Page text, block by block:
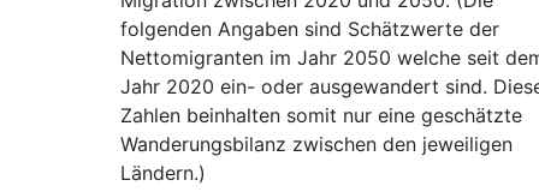
Millionen Menschen im langen Zeitraum von
2020 bis 2050 ergibt sich eine finale
Einwohnerzahl von 77,6 Millionen Menschen
für das Jahr 2050. Vor allem die Metropolen
nehmen den größten Anteil des Wachstums
auf welches für diesen Zeitraum 17,5
Millionen Menschen betragen würde.
folgenden Angaben sind Schätzwerte der
Nettomigranten im Jahr 2050 welche seit
Jahr 2020 ein- oder ausgewandert sind.
Zahlen beinhalten somit nur eine geschätzte
Wanderungsbilanz zwischen den jeweiligen
Ländern.)